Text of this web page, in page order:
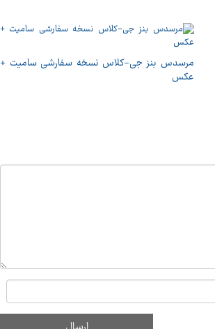
مرسدس بنز جی-کلاس نسخه سفارشی سامیت +
عکس